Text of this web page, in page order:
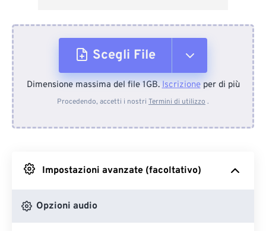
Scegli File
Dal dispositivo
Da Google Drive
Dimensione massima del file 1GB.Iscrizioneper di più
Procedendo, accetti i nostri Termini di utilizzo .
Impostazioni avanzate (facoltativo)
Opzioni audio